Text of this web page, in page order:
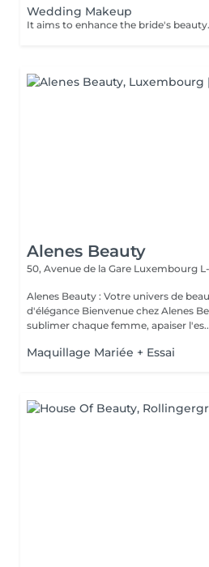
Wedding Makeup
Alenes Beauty
50, Avenue de la Gare Luxembourg L-
Alenes Beauty : Votre univers de
d'élégance Bienvenue chez Alenes Beauty, un lieu pensé pour
sublimer chaque femme, apaiser
Maquillage Mariée + Essai